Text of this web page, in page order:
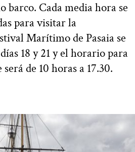
barco. Cada media hora se
para visitar la
Marítimo de Pasaia se
18 y 21 y el horario para
de 10 horas a 17.30.